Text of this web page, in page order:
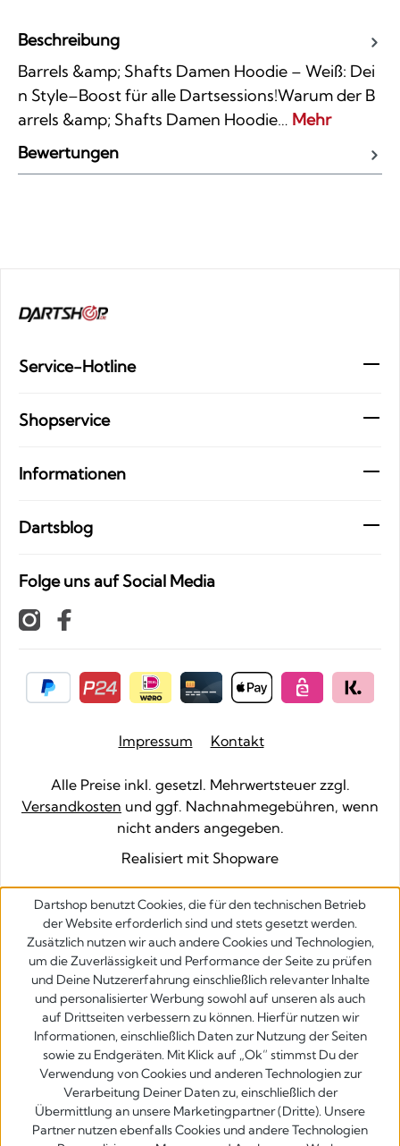
Beschreibung
Barrels &amp; Shafts Damen Hoodie – Weiß: Dei
n Style–Boost für alle Dartsessions!Warum der B
arrels &amp; Shafts Damen Hoodie… Mehr
Bewertungen
Service-Hotline
Shopservice
Informationen
Dartsblog
Folge uns auf Social Media
Impressum Kontakt
Alle Preise inkl. gesetzl. Mehrwertsteuer zzgl.
Versandkosten und ggf. Nachnahmegebühren, wenn
nicht anders angegeben.
Realisiert mit Shopware
Dartshop benutzt Cookies, die für den technischen Betrieb
der Website erforderlich sind und stets gesetzt werden.
Zusätzlich nutzen wir auch andere Cookies und Technologien,
um die Zuverlässigkeit und Performance der Seite zu prüfen
und Deine Nutzererfahrung einschließlich relevanter Inhalte
und personalisierter Werbung sowohl auf unseren als auch
auf Drittseiten verbessern zu können. Hierfür nutzen wir
Informationen, einschließlich Daten zur Nutzung der Seiten
sowie zu Endgeräten. Mit Klick auf „Ok” stimmst Du der
Verwendung von Cookies und anderen Technologien zur
Verarbeitung Deiner Daten zu, einschließlich der
Übermittlung an unsere Marketingpartner (Dritte). Unsere
Partner nutzen ebenfalls Cookies und andere Technologien